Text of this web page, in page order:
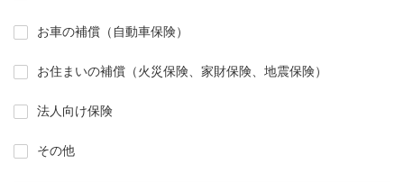
お車の補償（自動車保険）
お住まいの補償（火災保険、家財保険、地震保険）
法人向け保険
その他